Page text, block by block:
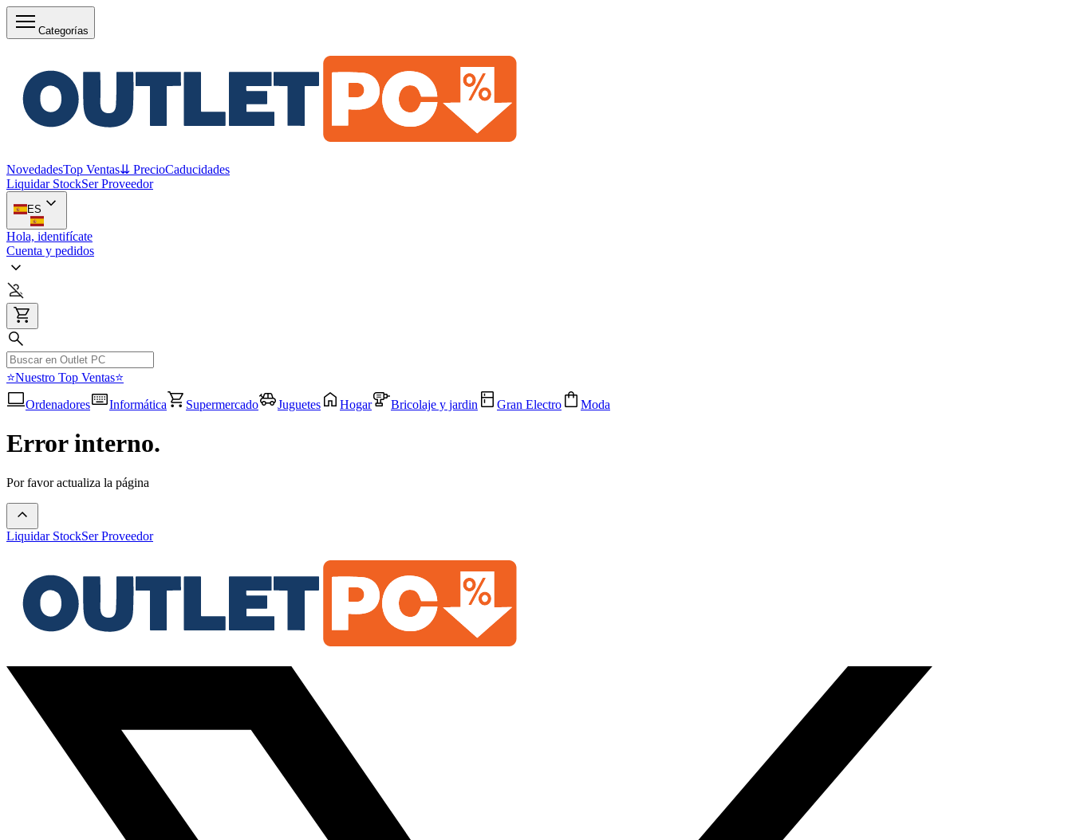
Categorías
NovedadesTop Ventas⇊ PrecioCaducidades
Liquidar StockSer Proveedor
ES
Hola, identifícate
Cuenta y pedidos
⭐Nuestro Top Ventas⭐
Ordenadores
Informática Supermercado Juguetes Hogar Bricolaje y jardin Gran Electro Moda
Error interno.
Por favor actualiza la página
Liquidar StockSer Proveedor